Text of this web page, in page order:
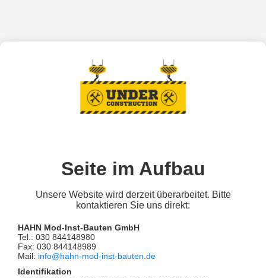
Seite im Aufbau
Unsere Website wird derzeit überarbeitet. Bitte
kontaktieren Sie uns direkt:
HAHN Mod-Inst-Bauten GmbH
Tel.: 030 844148980
Fax: 030 844148989
Mail: info@hahn-mod-inst-bauten.de
Identifikation